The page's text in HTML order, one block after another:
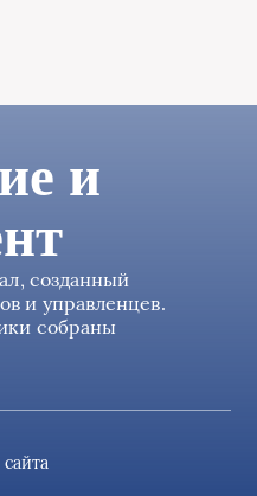
и
созданный
и управленцев.
собраны